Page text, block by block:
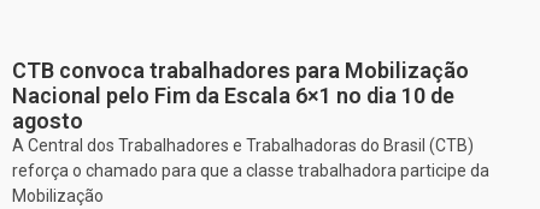
CTB convoca trabalhadores para Mobilização
Nacional pelo Fim da Escala 6×1 no dia 10 de
agosto
A Central dos Trabalhadores e Trabalhadoras do Brasil (CTB)
reforça o chamado para que a classe trabalhadora participe da
Mobilização